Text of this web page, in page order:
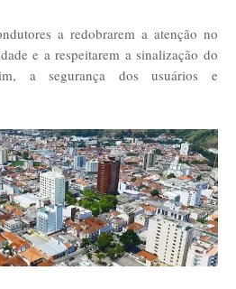
a redobrarem a atenção no
e a respeitarem a sinalização do
a segurança dos usuários e